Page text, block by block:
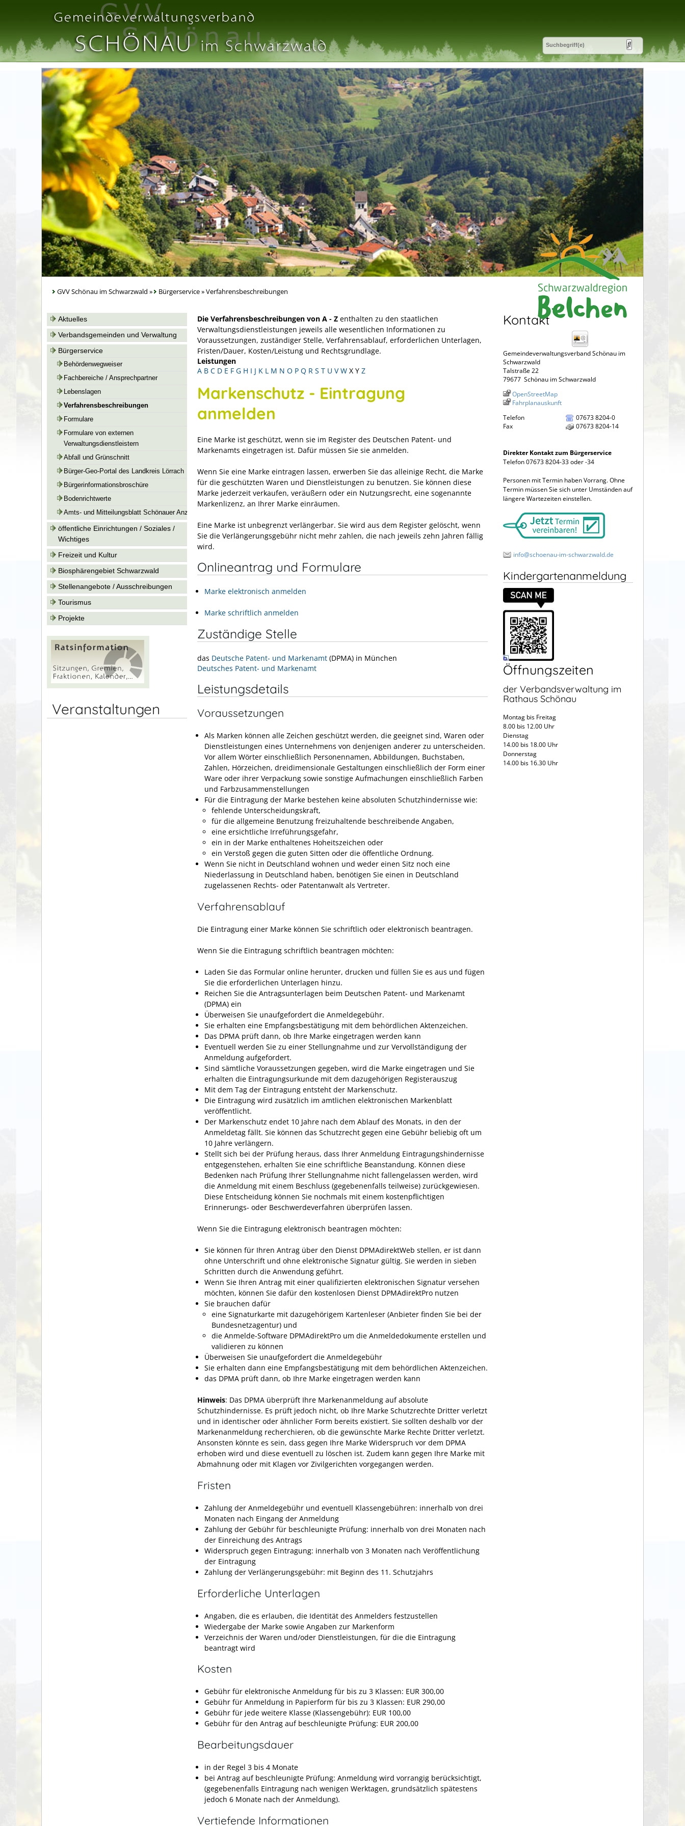
GVV Schönau im Schwarzwald » Bürgerservice»Verfahrensbeschreibungen
Aktuelles
Verbandsgemeinden und Verwaltung
Bürgerservice
Behördenwegweiser
Fachbereiche / Ansprechpartner
Lebenslagen
Verfahrensbeschreibungen
Formulare
Formulare von externen
Verwaltungsdienstleistern
Abfall und Grünschnitt
Bürger-Geo-Portal des Landkreis Lörrach
Bürgerinformationsbroschüre
Bodenrichtwerte
Amts- und Mitteilungsblatt Schönauer Anzeiger
öffentliche Einrichtungen / Soziales /
Wichtiges
Freizeit und Kultur
Biosphärengebiet Schwarzwald
Stellenangebote / Ausschreibungen
Tourismus
Projekte
Veranstaltungen
Die Verfahrensbeschreibungen von A - Z enthalten zu den staatlichen
Verwaltungsdienstleistungen jeweils alle wesentlichen Informationen zu
Voraussetzungen, zuständiger Stelle, Verfahrensablauf, erforderlichen Unterlagen,
Fristen/Dauer, Kosten/Leistung und Rechtsgrundlage.
Leistungen
A B C D E F G H I J K L M N O P Q R S T U V W X Y Z
Markenschutz - Eintragung
anmelden
Eine Marke ist geschützt, wenn sie im Register des Deutschen Patent- und
Markenamts eingetragen ist. Dafür müssen Sie sie anmelden.
Wenn Sie eine Marke eintragen lassen, erwerben Sie das alleinige Recht, die Marke
für die geschützten Waren und Dienstleistungen zu benutzen. Sie können diese
Marke jederzeit verkaufen, veräußern oder ein Nutzungsrecht, eine sogenannte
Markenlizenz, an Ihrer Marke einräumen.
Eine Marke ist unbegrenzt verlängerbar. Sie wird aus dem Register gelöscht, wenn
Sie die Verlängerungsgebühr nicht mehr zahlen, die nach jeweils zehn Jahren fällig
wird.
Onlineantrag und Formulare
Marke elektronisch anmelden
Marke schriftlich anmelden
Zuständige Stelle
das Deutsche Patent- und Markenamt (DPMA) in München
Deutsches Patent- und Markenamt
Leistungsdetails
Voraussetzungen
Als Marken können alle Zeichen geschützt werden, die geeignet sind, Waren oder
Dienstleistungen eines Unternehmens von denjenigen anderer zu unterscheiden.
Vor allem Wörter einschließlich Personennamen, Abbildungen, Buchstaben,
Zahlen, Hörzeichen, dreidimensionale Gestaltungen einschließlich der Form einer
Ware oder ihrer Verpackung sowie sonstige Aufmachungen einschließlich Farben
und Farbzusammenstellungen
Für die Eintragung der Marke bestehen keine absoluten Schutzhindernisse wie:
fehlende Unterscheidungskraft,
für die allgemeine Benutzung freizuhaltende beschreibende Angaben,
eine ersichtliche Irreführungsgefahr,
ein in der Marke enthaltenes Hoheitszeichen oder
ein Verstoß gegen die guten Sitten oder die öffentliche Ordnung.
Wenn Sie nicht in Deutschland wohnen und weder einen Sitz noch eine
Niederlassung in Deutschland haben, benötigen Sie einen in Deutschland
zugelassenen Rechts- oder Patentanwalt als Vertreter.
Verfahrensablauf
Die Eintragung einer Marke können Sie schriftlich oder elektronisch beantragen.
Wenn Sie die Eintragung schriftlich beantragen möchten:
Laden Sie das Formular online herunter, drucken und füllen Sie es aus und fügen
Sie die erforderlichen Unterlagen hinzu.
Reichen Sie die Antragsunterlagen beim Deutschen Patent- und Markenamt
(DPMA) ein
Überweisen Sie unaufgefordert die Anmeldegebühr.
Sie erhalten eine Empfangsbestätigung mit dem behördlichen Aktenzeichen.
Das DPMA prüft dann, ob Ihre Marke eingetragen werden kann
Eventuell werden Sie zu einer Stellungnahme und zur Vervollständigung der
Anmeldung aufgefordert.
Sind sämtliche Voraussetzungen gegeben, wird die Marke eingetragen und Sie
erhalten die Eintragungsurkunde mit dem dazugehörigen Registerauszug
Mit dem Tag der Eintragung entsteht der Markenschutz.
Die Eintragung wird zusätzlich im amtlichen elektronischen Markenblatt
veröffentlicht.
Der Markenschutz endet 10 Jahre nach dem Ablauf des Monats, in den der
Anmeldetag fällt. Sie können das Schutzrecht gegen eine Gebühr beliebig oft um
10 Jahre verlängern.
Stellt sich bei der Prüfung heraus, dass Ihrer Anmeldung Eintragungshindernisse
entgegenstehen, erhalten Sie eine schriftliche Beanstandung. Können diese
Bedenken nach Prüfung Ihrer Stellungnahme nicht fallengelassen werden, wird
die Anmeldung mit einem Beschluss (gegebenenfalls teilweise) zurückgewiesen.
Diese Entscheidung können Sie nochmals mit einem kostenpflichtigen
Erinnerungs- oder Beschwerdeverfahren überprüfen lassen.
Wenn Sie die Eintragung elektronisch beantragen möchten:
Sie können für Ihren Antrag über den Dienst DPMAdirektWeb stellen, er ist dann
ohne Unterschrift und ohne elektronische Signatur gültig. Sie werden in sieben
Schritten durch die Anwendung geführt.
Wenn Sie Ihren Antrag mit einer qualifizierten elektronischen Signatur versehen
möchten, können Sie dafür den kostenlosen Dienst DPMAdirektPro nutzen
Sie brauchen dafür
eine Signaturkarte mit dazugehörigem Kartenleser (Anbieter finden Sie bei der
Bundesnetzagentur) und
die Anmelde-Software DPMAdirektPro um die Anmeldedokumente erstellen und
validieren zu können
Überweisen Sie unaufgefordert die Anmeldegebühr
Sie erhalten dann eine Empfangsbestätigung mit dem behördlichen Aktenzeichen.
das DPMA prüft dann, ob Ihre Marke eingetragen werden kann
Hinweis: Das DPMA überprüft Ihre Markenanmeldung auf absolute
Schutzhindernisse. Es prüft jedoch nicht, ob Ihre Marke Schutzrechte Dritter verletzt
und in identischer oder ähnlicher Form bereits existiert. Sie sollten deshalb vor der
Markenanmeldung recherchieren, ob die gewünschte Marke Rechte Dritter verletzt.
Ansonsten könnte es sein, dass gegen Ihre Marke Widerspruch vor dem DPMA
erhoben wird und diese eventuell zu löschen ist. Zudem kann gegen Ihre Marke mit
Abmahnung oder mit Klagen vor Zivilgerichten vorgegangen werden.
Fristen
Zahlung der Anmeldegebühr und eventuell Klassengebühren: innerhalb von drei
Monaten nach Eingang der Anmeldung
Zahlung der Gebühr für beschleunigte Prüfung: innerhalb von drei Monaten nach
der Einreichung des Antrags
Widerspruch gegen Eintragung: innerhalb von 3 Monaten nach Veröffentlichung
der Eintragung
Zahlung der Verlängerungsgebühr: mit Beginn des 11. Schutzjahrs
Erforderliche Unterlagen
Angaben, die es erlauben, die Identität des Anmelders festzustellen
Wiedergabe der Marke sowie Angaben zur Markenform
Verzeichnis der Waren und/oder Dienstleistungen, für die die Eintragung
beantragt wird
Kosten
Gebühr für elektronische Anmeldung für bis zu 3 Klassen: EUR 300,00
Gebühr für Anmeldung in Papierform für bis zu 3 Klassen: EUR 290,00
Gebühr für jede weitere Klasse (Klassengebühr): EUR 100,00
Gebühr für den Antrag auf beschleunigte Prüfung: EUR 200,00
Bearbeitungsdauer
in der Regel 3 bis 4 Monate
bei Antrag auf beschleunigte Prüfung: Anmeldung wird vorrangig berücksichtigt,
(gegebenenfalls Eintragung nach wenigen Werktagen, grundsätzlich spätestens
jedoch 6 Monate nach der Anmeldung).
Vertiefende Informationen
Kontakt
Gemeindeverwaltungsverband Schönau im
Schwarzwald
Talstraße 22
79677 Schönau im Schwarzwald
OpenStreetMap
Fahrplanauskunft
Telefon
07673 8204-0
Fax
07673 8204-14
Direkter Kontakt zum Bürgerservice
Telefon 07673 8204-33 oder -34
Personen mit Termin haben Vorrang. Ohne
Termin müssen Sie sich unter Umständen auf
längere Wartezeiten einstellen.
info@schoenau-im-schwarzwald.de
Kindergartenanmeldung
Öffnungszeiten
der Verbandsverwaltung im
Rathaus Schönau
Montag bis Freitag
8.00 bis 12.00 Uhr
Dienstag
14.00 bis 18.00 Uhr
Donnerstag
14.00 bis 16.30 Uhr